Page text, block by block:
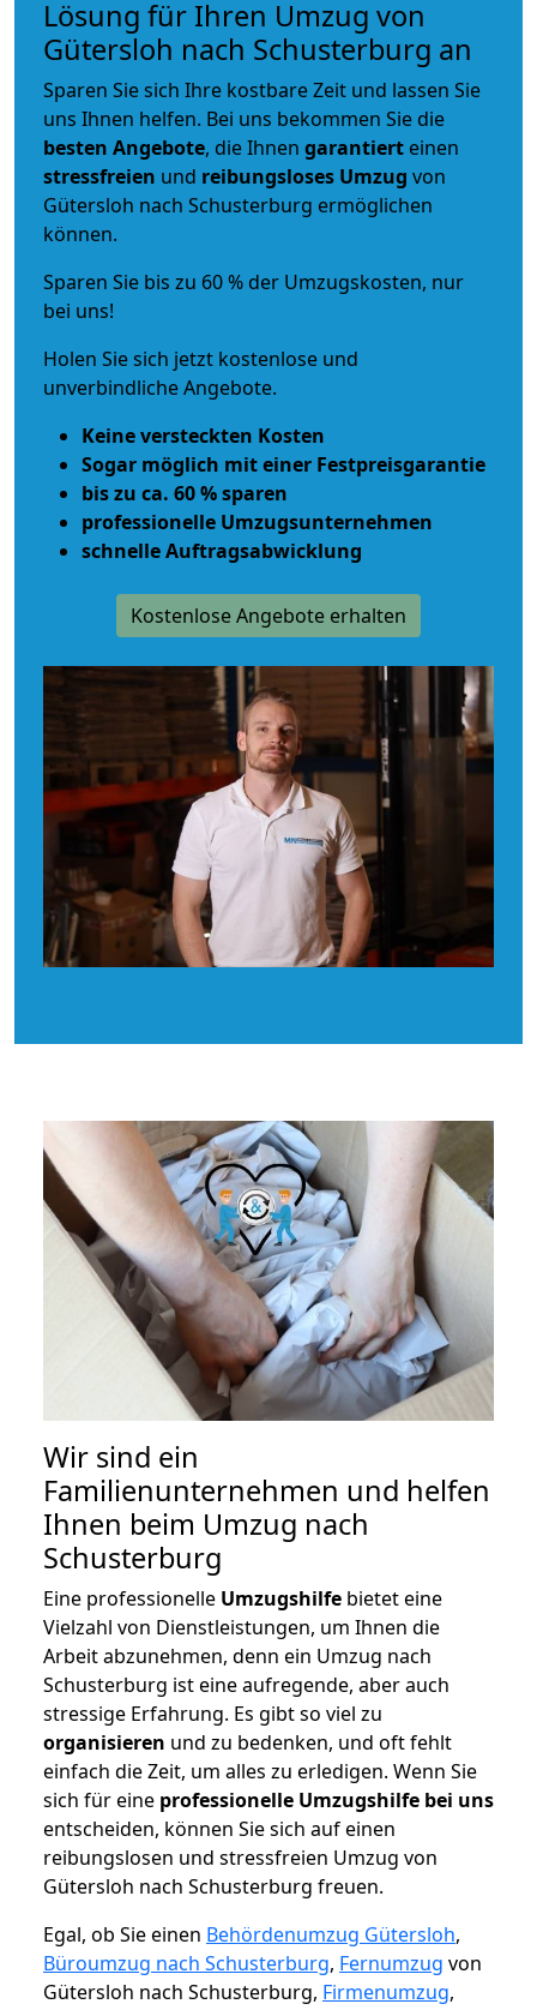
Lösung für Ihren Umzug von
Gütersloh nach Schusterburg an
Sparen Sie sich Ihre kostbare Zeit und lassen Sie
uns Ihnen helfen. Bei uns bekommen Sie die
besten Angebote, die Ihnen garantiert einen
stressfreien und reibungsloses Umzug von
Gütersloh nach Schusterburg ermöglichen
können.
Sparen Sie bis zu 60 % der Umzugskosten, nur
bei uns!
Holen Sie sich jetzt kostenlose und
unverbindliche Angebote.
Keine versteckten Kosten
Sogar möglich mit einer Festpreisgarantie
bis zu ca. 60 % sparen
professionelle Umzugsunternehmen
schnelle Auftragsabwicklung
Kostenlose Angebote erhalten
Wir sind ein
Familienunternehmen und helfen
Ihnen beim Umzug nach
Schusterburg
Eine professionelle Umzugshilfe bietet eine
Vielzahl von Dienstleistungen, um Ihnen die
Arbeit abzunehmen, denn ein Umzug nach
Schusterburg ist eine aufregende, aber auch
stressige Erfahrung. Es gibt so viel zu
organisieren und zu bedenken, und oft fehlt
einfach die Zeit, um alles zu erledigen. Wenn Sie
sich für eine professionelle Umzugshilfe bei uns
entscheiden, können Sie sich auf einen
reibungslosen und stressfreien Umzug von
Gütersloh nach Schusterburg freuen.
Egal, ob Sie einen Behördenumzug Gütersloh,
Büroumzug nach Schusterburg, Fernumzug von
Gütersloh nach Schusterburg, Firmenumzug,